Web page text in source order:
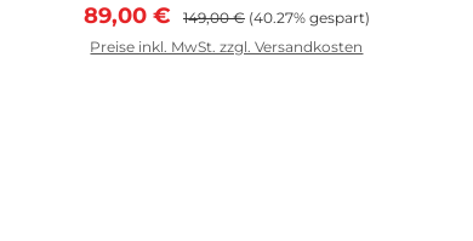
Verkaufspreis:
89,00 € Regulärer Preis:
149,00 € (40.27% gespart)
Preise inkl. MwSt. zzgl. Versandkosten